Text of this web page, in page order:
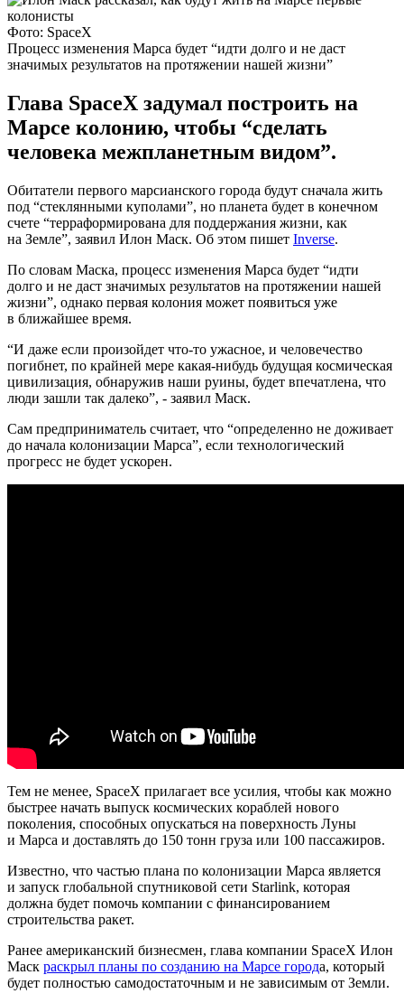
Фото: SpaceX
Процесс изменения Марса будет “идти долго и не даст
значимых результатов на протяжении нашей жизни”
Глава SpaceX задумал построить на
Марсе колонию, чтобы “сделать
человека межпланетным видом”.
Обитатели первого марсианского города будут сначала жить
под “стеклянными куполами”, но планета будет в конечном
счете “терраформирована для поддержания жизни, как
на Земле”, заявил Илон Маск. Об этом пишет Inverse.
По словам Маска, процесс изменения Марса будет “идти
долго и не даст значимых результатов на протяжении нашей
жизни”, однако первая колония может появиться уже
в ближайшее время.
“И даже если произойдет что-то ужасное, и человечество
погибнет, по крайней мере какая-нибудь будущая космическая
цивилизация, обнаружив наши руины, будет впечатлена, что
люди зашли так далеко”, - заявил Маск.
Сам предприниматель считает, что “определенно не доживает
до начала колонизации Марса”, если технологический
прогресс не будет ускорен.
Тем не менее, SpaceX прилагает все усилия, чтобы как можно
быстрее начать выпуск космических кораблей нового
поколения, способных опускаться на поверхность Луны
и Марса и доставлять до 150 тонн груза или 100 пассажиров.
Известно, что частью плана по колонизации Марса является
и запуск глобальной спутниковой сети Starlink, которая
должна будет помочь компании с финансированием
строительства ракет.
Ранее американский бизнесмен, глава компании SpaceX Илон
Маск раскрыл планы по созданию на Марсе города, который
будет полностью самодостаточным и не зависимым от Земли.